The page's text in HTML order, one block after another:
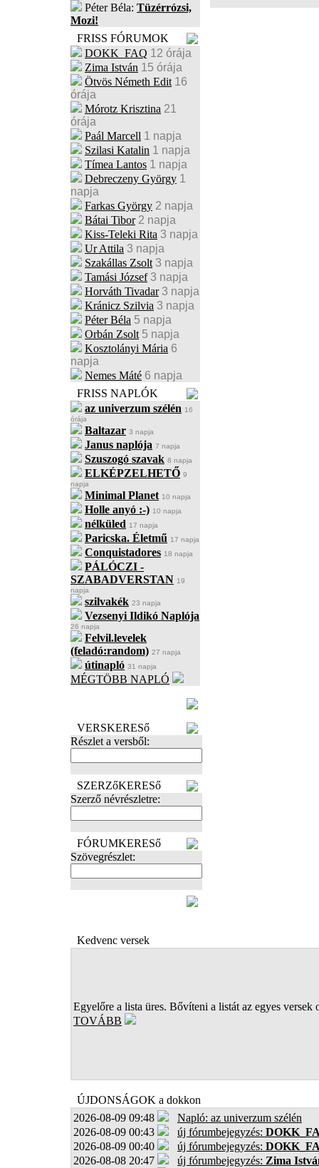
Péter Béla: Tüzérrózsi,
Mozi!
FRISS FÓRUMOK
DOKK_FAQ 12 órája
Zima István 15 órája
Ötvös Németh Edit 16
órája
Mórotz Krisztina 21
órája
Paál Marcell 1 napja
Szilasi Katalin 1 napja
Tímea Lantos 1 napja
Debreczeny György 1
napja
Farkas György 2 napja
Bátai Tibor 2 napja
Kiss-Teleki Rita 3 napja
Ur Attila 3 napja
Szakállas Zsolt 3 napja
Tamási József 3 napja
Horváth Tivadar 3 napja
Kránicz Szilvia 3 napja
Péter Béla 5 napja
Orbán Zsolt 5 napja
Kosztolányi Mária 6
napja
Nemes Máté 6 napja
FRISS NAPLÓK
az univerzum szélén 16
órája
Baltazar 3 napja
Janus naplója 7 napja
Szuszogó szavak 8 napja
ELKÉPZELHETŐ 9
napja
Minimal Planet 10 napja
Holle anyó :-) 10 napja
nélküled 17 napja
Paricska. Életmű 17 napja
Conquistadores 18 napja
PÁLÓCZI -
SZABADVERSTAN 19
napja
szilvakék 23 napja
Vezsenyi Ildikó Naplója
26 napja
Felvil.levelek
(feladó:random) 27 napja
útinapló 31 napja
MÉGTÖBB NAPLÓ
VERSKERESő
Részlet a versből:
SZERZőKERESő
Szerző névrészletre:
FÓRUMKERESő
Szövegrészlet:
Kedvenc versek
Egyelőre a lista üres. Bővíteni a listát az egyes versek
TOVÁBB
ÚJDONSÁGOK a dokkon
2026-08-09 09:48
Napló: az univerzum szélén
2026-08-09 00:43
új fórumbejegyzés:
2026-08-09 00:40
új fórumbejegyzés:
2026-08-08 20:47
új fórumbejegyzés: Zima